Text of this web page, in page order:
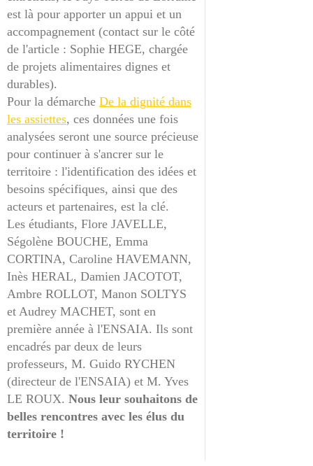
est là pour apporter un appui et un
accompagnement (contact sur le côté
de l'article : Sophie HEGE, chargée
de projets alimentaires dignes et
durables).
Pour la démarche De la dignité dans
les assiettes, ces données une fois
analysées seront une source précieuse
pour continuer à s'ancrer sur le
territoire : l'identification des idées et
besoins spécifiques, ainsi que des
acteurs et partenaires, est la clé.
Les étudiants, Flore JAVELLE,
Ségolène BOUCHE, Emma
CORTINA, Caroline HAVEMANN,
Inès HERAL, Damien JACOTOT,
Ambre ROLLOT, Manon SOLTYS
et Audrey MACHET, sont en
première année à l'ENSAIA. Ils sont
encadrés par deux de leurs
professeurs, M. Guido RYCHEN
(directeur de l'ENSAIA) et M. Yves
LE ROUX. Nous leur souhaitons de
belles rencontres avec les élus du
territoire !